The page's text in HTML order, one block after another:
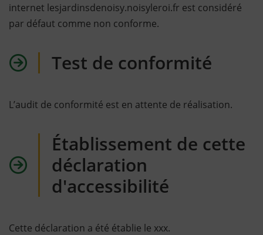
internet lesjardinsdenoisy.noisyleroi.fr est considéré
par défaut comme non conforme.
Test de conformité
L’audit de conformité est en attente de réalisation.
Établissement de cette
déclaration
d'accessibilité
Cette déclaration a été établie le xxx.